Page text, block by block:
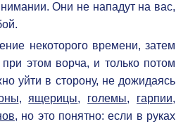
Они не нападут на вас,
некоторого времени, затем
этом ворча, и только потом
уйти в сторону, не дожидаясь
, ящерицы, големы, гарпии,
, но это понятно: если в руках